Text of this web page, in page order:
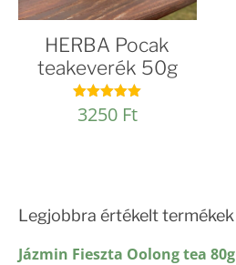
HERBA Pocak
teakeverék 50g
Értékelés:
5.00
3250 Ft
Legjobbra értékelt termékek
Jázmin Fieszta Oolong tea 80g